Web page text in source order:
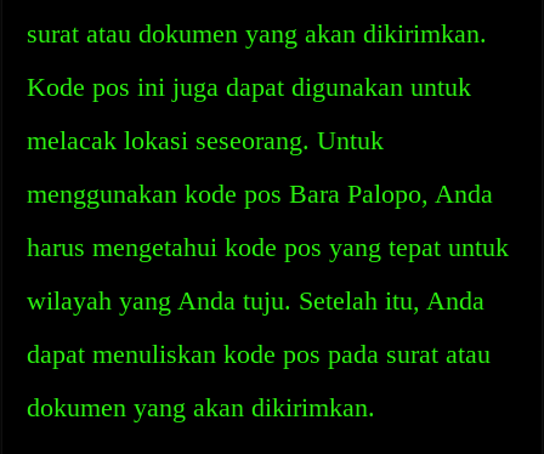
surat atau dokumen yang akan dikirimkan.
Kode pos ini juga dapat digunakan untuk
melacak lokasi seseorang. Untuk
menggunakan kode pos Bara Palopo, Anda
harus mengetahui kode pos yang tepat untuk
wilayah yang Anda tuju. Setelah itu, Anda
dapat menuliskan kode pos pada surat atau
dokumen yang akan dikirimkan.